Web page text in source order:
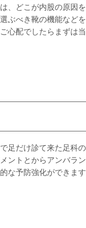
、どこが内股の原因
ぶべき靴の機能など
心配でしたらまずは
足だけ診て来た足科
ントとからアンバラ
な予防強化ができます